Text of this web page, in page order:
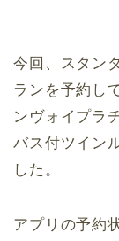
今回、スタン
ランを予約し
ンヴォイプラ
バス付ツイン
した。
アプリの予約